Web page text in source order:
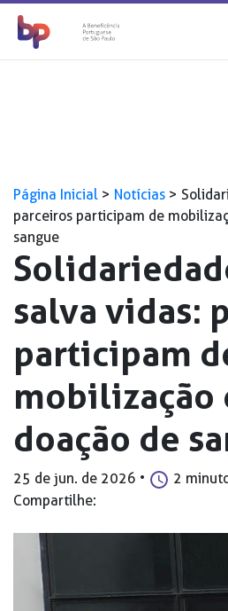
Página Inicial > Notícias >
parceiros participam de
sangue
salva vidas:
participam
mobilização
doação de
25 de jun. de 2026 •
2
Compartilhe: